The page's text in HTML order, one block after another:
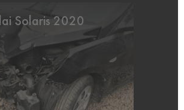
Solaris 2020